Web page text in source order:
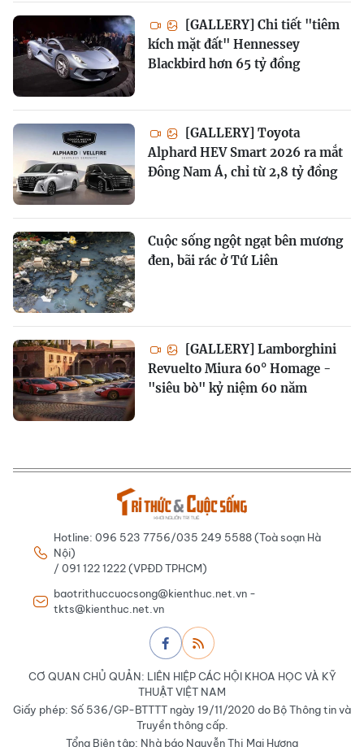
[GALLERY] Chi tiết "tiêm
kích mặt đất" Hennessey
Blackbird hơn 65 tỷ đồng
[GALLERY] Toyota
Alphard HEV Smart 2026 ra mắt
Đông Nam Á, chỉ từ 2,8 tỷ đồng
Cuộc sống ngột ngạt bên mương
đen, bãi rác ở Tứ Liên
[GALLERY] Lamborghini
Revuelto Miura 60° Homage -
"siêu bò" kỷ niệm 60 năm
Hotline: 096 523 7756/035 249 5588 (Toà soạn Hà
Nội)
/ 091 122 1222 (VPĐD TPHCM)
baotrithuccuocsong@kienthuc.net.vn -
tkts@kienthuc.net.vn
CƠ QUAN CHỦ QUẢN: LIÊN HIỆP CÁC HỘI KHOA HỌC VÀ KỸ
THUẬT VIỆT NAM
Giấy phép: Số 536/GP-BTTTT ngày 19/11/2020 do Bộ Thông tin và
Truyền thông cấp.
Tổng Biên tập: Nhà báo Nguyễn Thị Mai Hương